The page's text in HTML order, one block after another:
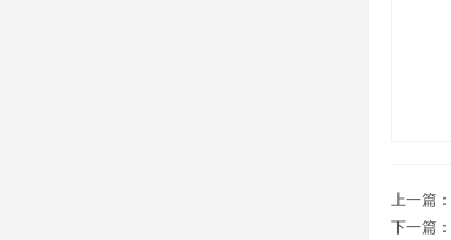
上一篇：
下一篇：